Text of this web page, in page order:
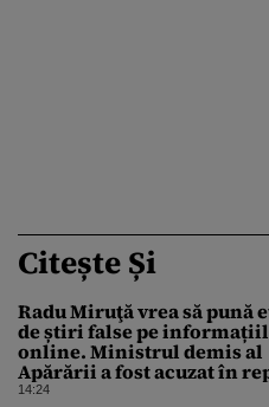
Citește Și
Radu Miruţă vrea să pună
de știri false pe
online. Ministrul demis al
Apărării a fost acuzat în
rânduri că răspândeşte el
14:24